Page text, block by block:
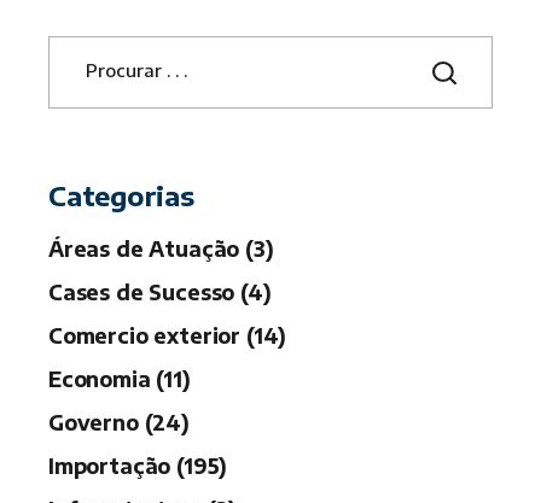
S
Categorias
Áreas de Atuação (3)
Cases de Sucesso (4)
Comercio exterior (14)
Economia (11)
Governo (24)
Importação (195)